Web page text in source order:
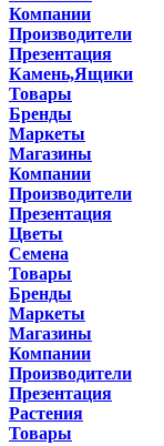
Компании
Производители
Презентация
Камень,Ящики
Товары
Бренды
Маркеты
Магазины
Компании
Производители
Презентация
Цветы
Семена
Товары
Бренды
Маркеты
Магазины
Компании
Производители
Презентация
Растения
Товары